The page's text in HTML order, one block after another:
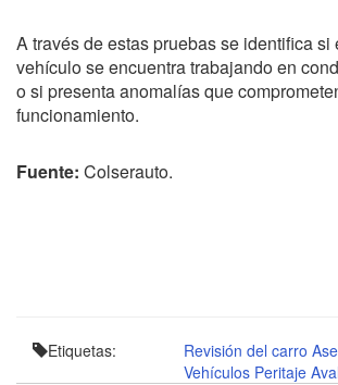
A través de estas pruebas se identifica si
vehículo se encuentra trabajando en
o si presenta anomalías que
funcionamiento.
Fuente: Colserauto.
Etiquetas: Revisión del carro
Vehículos Peritaje